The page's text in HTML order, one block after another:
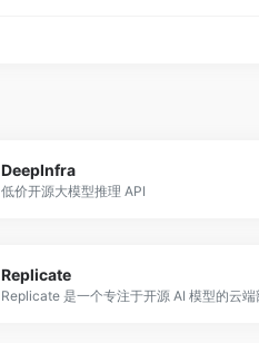
DeepInfra
低价开源大模型推理 API
Replicate